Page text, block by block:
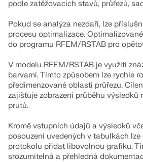
podle zatěžovacích stavů, průřezů,
Pokud se analýza nezdaří, lze
procesu optimalizace.
do programu RFEM/RSTAB pro
V modelu RFEM/RSTAB je využití
barvami. Tímto způsobem lze rychle
předimenzované oblasti průřezu.
zajišťuje zobrazení průběhu výsledků
prutů.
Kromě vstupních údajů a výsledků
posouzení uvedených v tabulkách
protokolu přidat libovolnou grafiku.
srozumitelná a přehledná